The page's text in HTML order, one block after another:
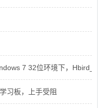
7 32位环境下，
习板，上手受阻